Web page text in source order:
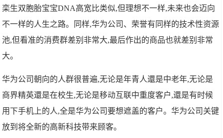
栾生双胞胎宝宝DNA高宽比类似,但理想不一样,未来也会迈向
不一样的人生之路。同样,华为公司、荣誉有同样的技术性资源
池,但看准的消费群差别非常大,最后作出的商品也就差别非常
大。
华为公司朝向的人群很普遍,无论是年青人還是中老年,无论是
商界精英還是在校生,无论是移动互联中重度客户,還是有时候
用下手机上的人,全是华为公司要想遮盖的客户。华为公司关键
放到将全新的高新科技带来顾客。